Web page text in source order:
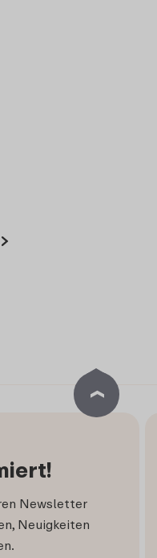
Newsletter
Neuigkeiten